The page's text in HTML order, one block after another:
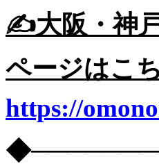
✍️大阪・神
ページはこ
https://